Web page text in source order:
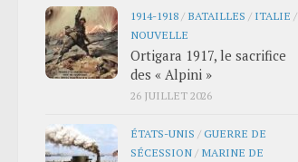
1914-1918 / BATAILLES / ITALIE /
NOUVELLE
Ortigara 1917, le sacrifice
des « Alpini »
26 JUILLET 2026
ÉTATS-UNIS /GUERRE DE
SÉCESSION / MARINE DE